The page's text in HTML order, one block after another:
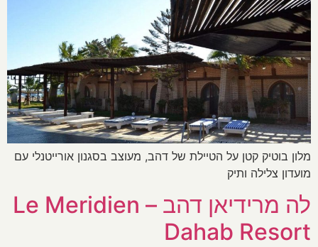
מלון בוטיק קטן על הטיילת של דהב, מעוצב בסגנון אורייטנלי עם
מועדון צלילה ותיק
לה מרידיאן דהב – Le Meridien
Dahab Resort